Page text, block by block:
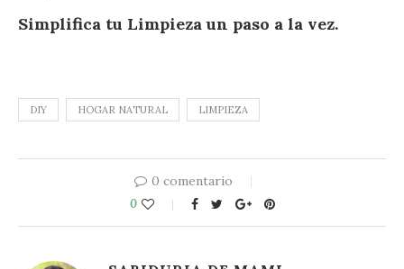
Simplifica tu Limpieza un paso a la vez.
DIY HOGAR NATURAL LIMPIEZA
0 comentario
0